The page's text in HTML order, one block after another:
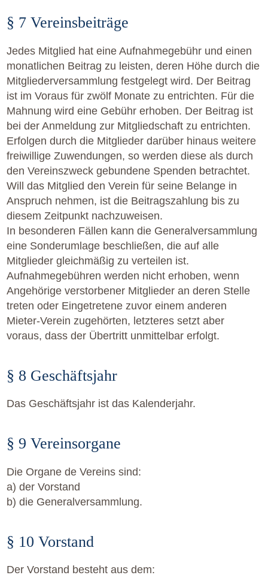
§ 7 Vereinsbeiträge
Jedes Mitglied hat eine Aufnahmegebühr und einen
monatlichen Beitrag zu leisten, deren Höhe durch die
Mitgliederversammlung festgelegt wird. Der Beitrag
ist im Voraus für zwölf Monate zu entrichten. Für die
Mahnung wird eine Gebühr erhoben. Der Beitrag ist
bei der Anmeldung zur Mitgliedschaft zu entrichten.
Erfolgen durch die Mitglieder darüber hinaus weitere
freiwillige Zuwendungen, so werden diese als durch
den Vereinszweck gebundene Spenden betrachtet.
Will das Mitglied den Verein für seine Belange in
Anspruch nehmen, ist die Beitragszahlung bis zu
diesem Zeitpunkt nachzuweisen.
In besonderen Fällen kann die Generalversammlung
eine Sonderumlage beschließen, die auf alle
Mitglieder gleichmäßig zu verteilen ist.
Aufnahmegebühren werden nicht erhoben, wenn
Angehörige verstorbener Mitglieder an deren Stelle
treten oder Eingetretene zuvor einem anderen
Mieter-Verein zugehörten, letzteres setzt aber
voraus, dass der Übertritt unmittelbar erfolgt.
§ 8 Geschäftsjahr
Das Geschäftsjahr ist das Kalenderjahr.
§ 9 Vereinsorgane
Die Organe de Vereins sind:
a) der Vorstand
b) die Generalversammlung.
§ 10 Vorstand
Der Vorstand besteht aus dem: